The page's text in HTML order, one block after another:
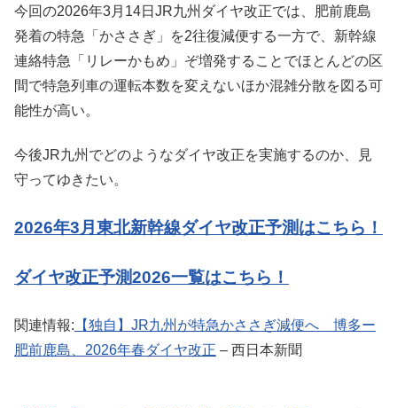
今回の2026年3月14日JR九州ダイヤ改正では、肥前鹿島
発着の特急「かささぎ」を2往復減便する一方で、新幹線
連絡特急「リレーかもめ」ぞ増発することでほとんどの区
間で特急列車の運転本数を変えないほか混雑分散を図る可
能性が高い。
今後JR九州でどのようなダイヤ改正を実施するのか、見
守ってゆきたい。
2026年3月東北新幹線ダイヤ改正予測はこちら！
ダイヤ改正予測2026一覧はこちら！
関連情報: 【独自】JR九州が特急かささぎ減便へ 博多ー
肥前鹿島、2026年春ダイヤ改正 – 西日本新聞